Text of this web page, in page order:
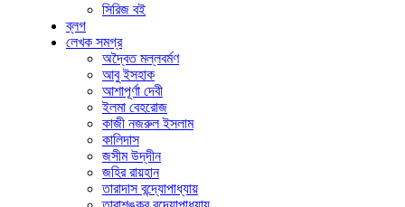
সিরিজ বই
ব্লগ
লেখক সমগ্র
অদ্বৈত মল্লবর্মণ
আবু ইসহাক
আশাপূর্ণা দেবী
ইলমা বেহরোজ
কাজী নজরুল ইসলাম
কালিদাস
জসীম উদ্‌দীন
জহির রায়হান
তারাদাস বন্দ্যোপাধ্যায়